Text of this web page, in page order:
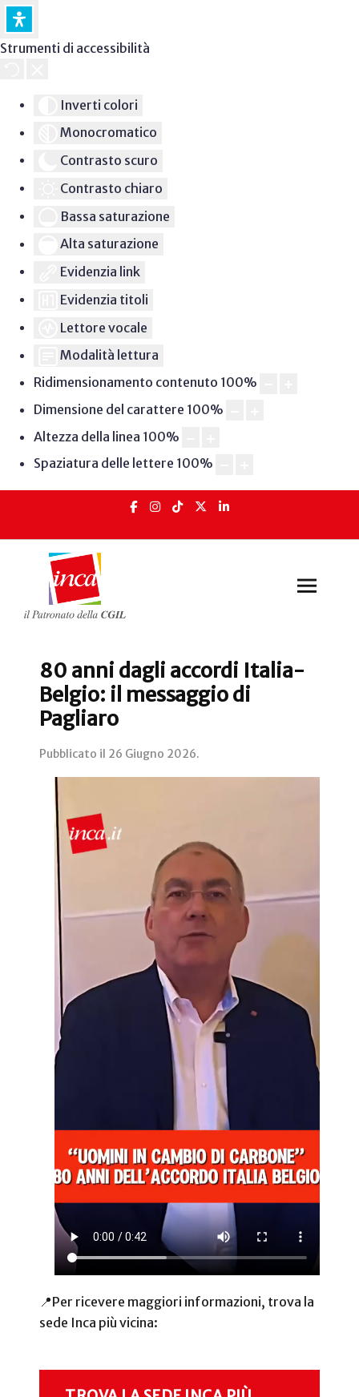
Strumenti di accessibilità
Inverti colori
Monocromatico
Contrasto scuro
Contrasto chiaro
Bassa saturazione
Alta saturazione
Evidenzia link
Evidenzia titoli
Lettore vocale
Modalità lettura
Ridimensionamento contenuto 100%
Dimensione del carattere 100%
Altezza della linea 100%
Spaziatura delle lettere 100%
80 anni dagli accordi Italia-
Belgio: il messaggio di
Pagliaro
Pubblicato il 26 Giugno 2026.
📍Per ricevere maggiori informazioni, trova la
sede Inca più vicina: